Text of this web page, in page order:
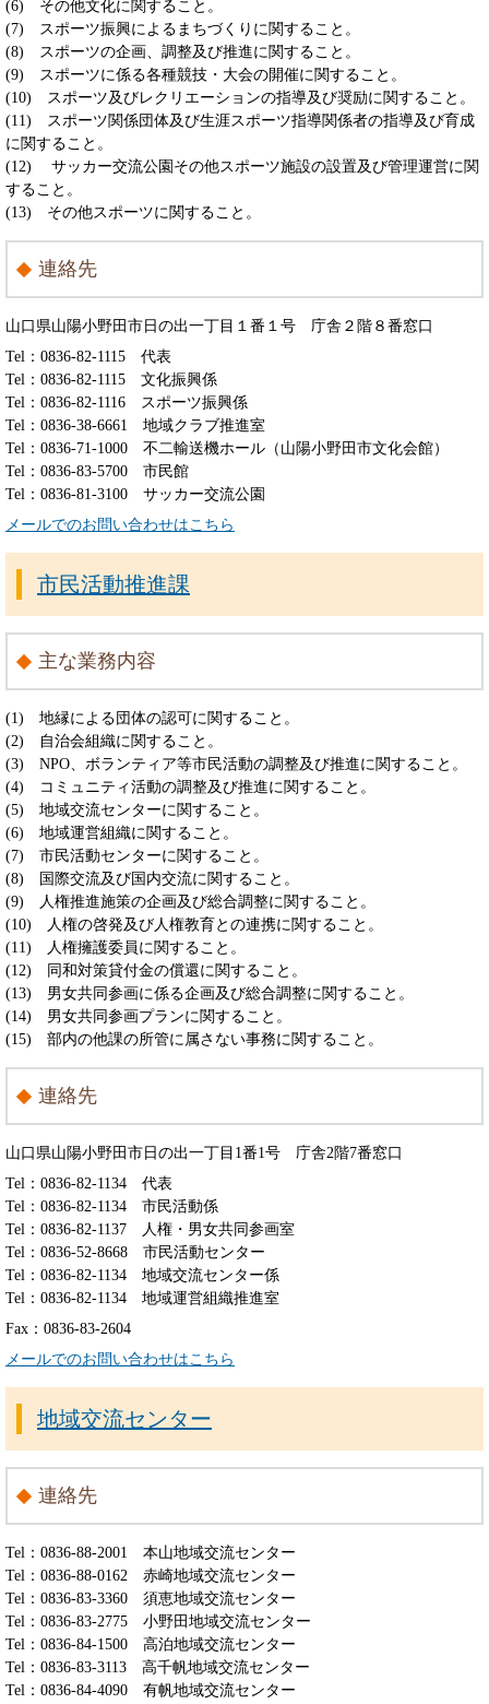
(6) その他文化に関すること。
(7) スポーツ振興によるまちづくりに関すること。
(8) スポーツの企画、調整及び推進に関すること。
(9) スポーツに係る各種競技・大会の開催に関すること。
(10) スポーツ及びレクリエーションの指導及び奨励に関すること。
(11) スポーツ関係団体及び生涯スポーツ指導関係者の指導及び育成
に関すること。
(12) サッカー交流公園その他スポーツ施設の設置及び管理運営に関
すること。
(13) その他スポーツに関すること。
連絡先
山口県山陽小野田市日の出一丁目１番１号 庁舎２階８番窓口
Tel：0836-82-1115
代表
Tel：0836-82-1115
文化振興係
Tel：0836-82-1116
スポーツ振興係
Tel：0836-38-6661
地域クラブ推進室
Tel：0836-71-1000
不二輸送機ホール（山陽小野田市文化会館）
Tel：0836-83-5700
市民館
Tel：0836-81-3100
サッカー交流公園
メールでのお問い合わせはこちら
市民活動推進課
主な業務内容
(1) 地縁による団体の認可に関すること。
(2) 自治会組織に関すること。
(3) NPO、ボランティア等市民活動の調整及び推進に関すること。
(4) コミュニティ活動の調整及び推進に関すること。
(5) 地域交流センターに関すること。
(6) 地域運営組織に関すること。
(7) 市民活動センターに関すること。
(8) 国際交流及び国内交流に関すること。
(9) 人権推進施策の企画及び総合調整に関すること。
(10) 人権の啓発及び人権教育との連携に関すること。
(11) 人権擁護委員に関すること。
(12) 同和対策貸付金の償還に関すること。
(13) 男女共同参画に係る企画及び総合調整に関すること。
(14) 男女共同参画プランに関すること。
(15) 部内の他課の所管に属さない事務に関すること。
連絡先
山口県山陽小野田市日の出一丁目1番1号 庁舎2階7番窓口
Tel：0836-82-1134
代表
Tel：0836-82-1134
市民活動係
Tel：0836-82-1137
人権・男女共同参画室
Tel：0836-52-8668
市民活動センター
Tel：0836-82-1134
地域交流センター係
Tel：0836-82-1134
地域運営組織推進室
Fax：0836-83-2604
メールでのお問い合わせはこちら
地域交流センター
連絡先
Tel：0836-88-2001
本山地域交流センター
Tel：0836-88-0162
赤崎地域交流センター
Tel：0836-83-3360
須恵地域交流センター
Tel：0836-83-2775
小野田地域交流センター
Tel：0836-84-1500
高泊地域交流センター
Tel：0836-83-3113
高千帆地域交流センター
Tel：0836-84-4090
有帆地域交流センター